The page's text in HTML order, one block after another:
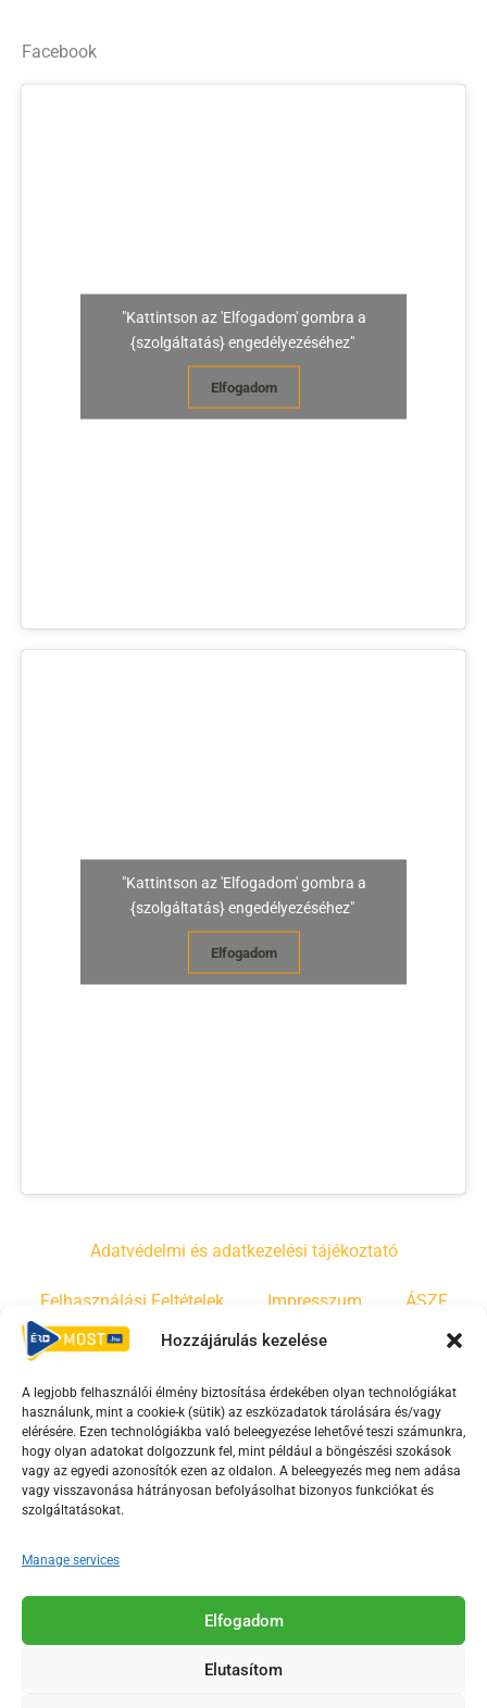
Hozzájárulás kezelése
A legjobb felhasználói élmény biztosítása érdekében olyan technológiákat
használunk, mint a cookie-k (sütik) az eszközadatok tárolására és/vagy
elérésére. Ezen technológiákba való beleegyezése lehetővé teszi számunkra,
hogy olyan adatokat dolgozzunk fel, mint például a böngészési szokások
vagy az egyedi azonosítók ezen az oldalon. A beleegyezés meg nem adása
vagy visszavonása hátrányosan befolyásolhat bizonyos funkciókat és
szolgáltatásokat.
Manage services
Elfogadom
Elutasítom
Facebook
"Kattintson az 'Elfogadom' gombra a
{szolgáltatás} engedélyezéséhez"
Elfogadom
"Kattintson az 'Elfogadom' gombra a
{szolgáltatás} engedélyezéséhez"
Elfogadom
Adatvédelmi és adatkezelési tájékoztató
Felhasználási Feltételek Impresszum ÁSZF
Irányelvek Moderálási szabályzat
F
a
c
e
o
o
-
Y
o
u
t
b
e
s
T
i
k
Az Érd Média médiaszolgáltatási tevékenységét a
Médiatanács a Magyar Média Mecenatúra program